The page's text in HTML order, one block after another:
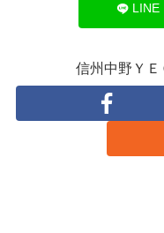
LINE
信州中野ＹＥ